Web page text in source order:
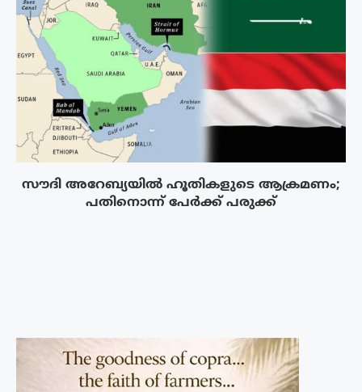
സൗദി അറേബ്യയിൽ ഹൂതികളുടെ ആക്രമണം;
പതിനൊന്ന് പേർക്ക് പരുക്ക്